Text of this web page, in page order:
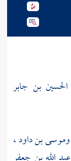
بن جابر
وموسى بن داود،